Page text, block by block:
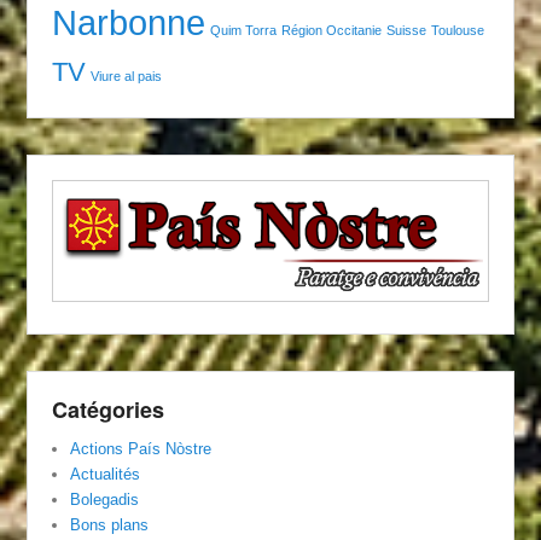
Narbonne Quim Torra Région Occitanie Suisse Toulouse
TV Viure al pais
Catégories
Actions País Nòstre
Actualités
Bolegadis
Bons plans